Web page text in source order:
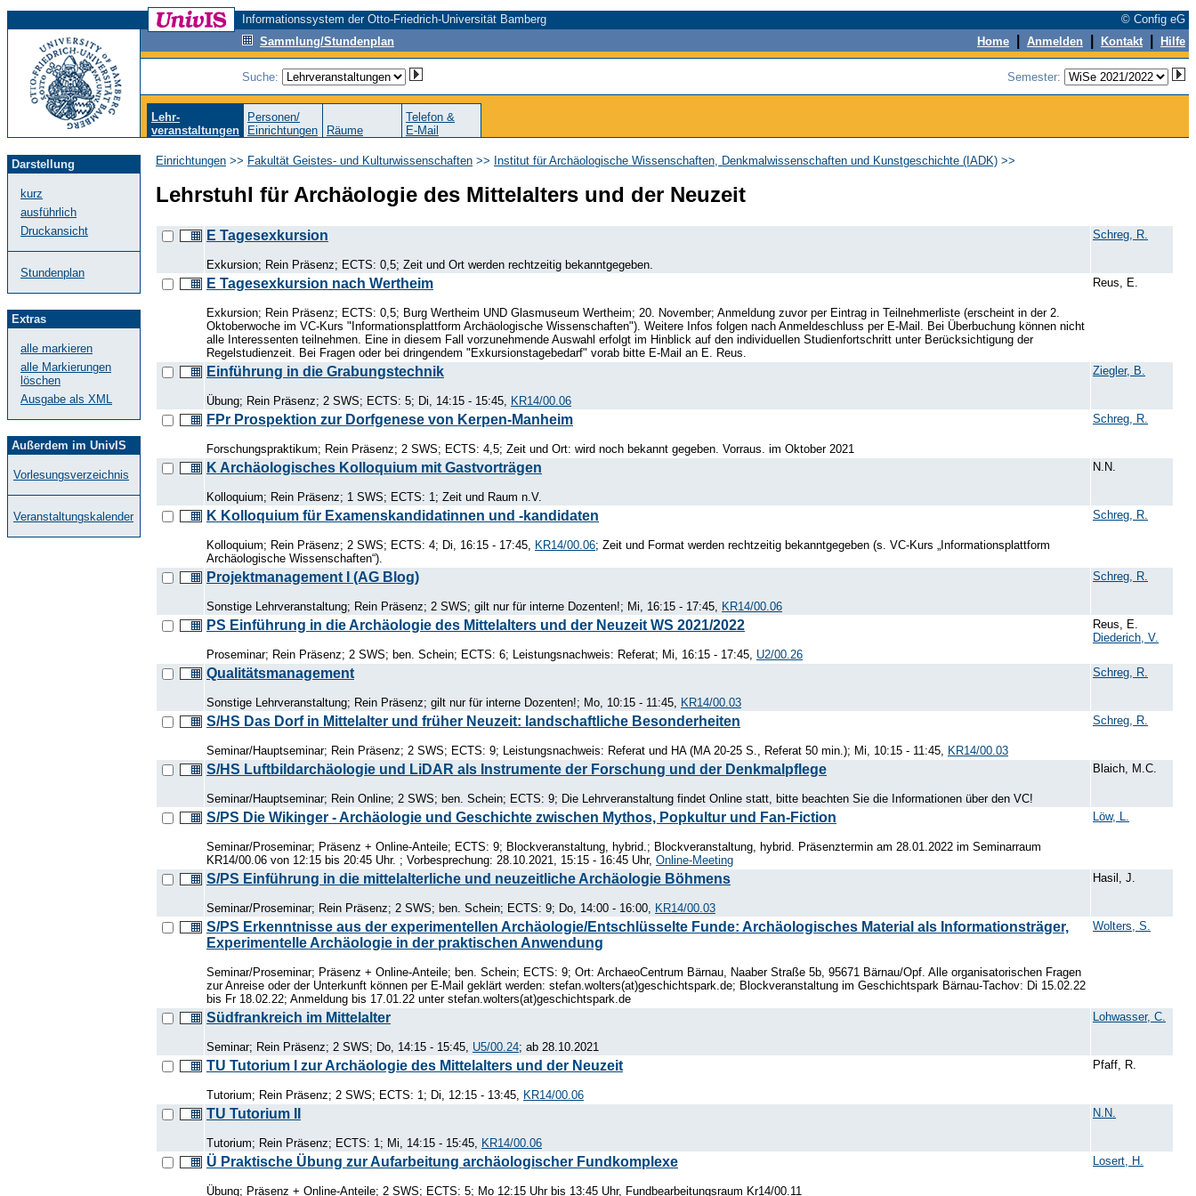
Informationssystem der Otto-Friedrich-Universität Bamberg
© Config eG
Sammlung/Stundenplan
Home Anmelden Kontakt Hilfe
Suche: Semester:
Lehr-
veranstaltungen
Personen/
Einrichtungen
Räume
Telefon &
E-Mail
Darstellung
kurz
ausführlich
Druckansicht
Stundenplan
Extras
alle markieren
alle Markierungen
löschen
Ausgabe als XML
Außerdem im UnivIS
Vorlesungsverzeichnis
Veranstaltungskalender
Einrichtungen >> Fakultät Geistes- und Kulturwissenschaften >> Institut für Archäologische Wissenschaften, Denkmalwissenschaften und Kunstgeschichte (IADK) >>
Lehrstuhl für Archäologie des Mittelalters und der Neuzeit
E Tagesexkursion
Exkursion; Rein Präsenz; ECTS: 0,5; Zeit und Ort werden rechtzeitig bekanntgegeben.
Schreg, R.
E Tagesexkursion nach Wertheim
Exkursion; Rein Präsenz; ECTS: 0,5; Burg Wertheim UND Glasmuseum Wertheim; 20. November; Anmeldung zuvor per Eintrag in Teilnehmerliste (erscheint in der 2.
Oktoberwoche im VC-Kurs "Informationsplattform Archäologische Wissenschaften"). Weitere Infos folgen nach Anmeldeschluss per E-Mail. Bei Überbuchung können nicht
alle Interessenten teilnehmen. Eine in diesem Fall vorzunehmende Auswahl erfolgt im Hinblick auf den individuellen Studienfortschritt unter Berücksichtigung der
Regelstudienzeit. Bei Fragen oder bei dringendem "Exkursionstagebedarf" vorab bitte E-Mail an E. Reus.
Reus, E.
Einführung in die Grabungstechnik
Übung; Rein Präsenz; 2 SWS; ECTS: 5; Di, 14:15 - 15:45, KR14/00.06
Ziegler, B.
FPr Prospektion zur Dorfgenese von Kerpen-Manheim
Forschungspraktikum; Rein Präsenz; 2 SWS; ECTS: 4,5; Zeit und Ort: wird noch bekannt gegeben. Vorraus. im Oktober 2021
Schreg, R.
K Archäologisches Kolloquium mit Gastvorträgen
Kolloquium; Rein Präsenz; 1 SWS; ECTS: 1; Zeit und Raum n.V.
N.N.
K Kolloquium für Examenskandidatinnen und -kandidaten
Kolloquium; Rein Präsenz; 2 SWS; ECTS: 4; Di, 16:15 - 17:45, KR14/00.06; Zeit und Format werden rechtzeitig bekanntgegeben (s. VC-Kurs „Informationsplattform
Archäologische Wissenschaften“).
Schreg, R.
Projektmanagement I (AG Blog)
Sonstige Lehrveranstaltung; Rein Präsenz; 2 SWS; gilt nur für interne Dozenten!; Mi, 16:15 - 17:45, KR14/00.06
Schreg, R.
PS Einführung in die Archäologie des Mittelalters und der Neuzeit WS 2021/2022
Proseminar; Rein Präsenz; 2 SWS; ben. Schein; ECTS: 6; Leistungsnachweis: Referat; Mi, 16:15 - 17:45, U2/00.26
Reus, E.
Diederich, V.
Qualitätsmanagement
Sonstige Lehrveranstaltung; Rein Präsenz; gilt nur für interne Dozenten!; Mo, 10:15 - 11:45, KR14/00.03
Schreg, R.
S/HS Das Dorf in Mittelalter und früher Neuzeit: landschaftliche Besonderheiten
Seminar/Hauptseminar; Rein Präsenz; 2 SWS; ECTS: 9; Leistungsnachweis: Referat und HA (MA 20-25 S., Referat 50 min.); Mi, 10:15 - 11:45, KR14/00.03
Schreg, R.
S/HS Luftbildarchäologie und LiDAR als Instrumente der Forschung und der Denkmalpflege
Seminar/Hauptseminar; Rein Online; 2 SWS; ben. Schein; ECTS: 9; Die Lehrveranstaltung findet Online statt, bitte beachten Sie die Informationen über den VC!
Blaich, M.C.
S/PS Die Wikinger - Archäologie und Geschichte zwischen Mythos, Popkultur und Fan-Fiction
Seminar/Proseminar; Präsenz + Online-Anteile; ECTS: 9; Blockveranstaltung, hybrid.; Blockveranstaltung, hybrid. Präsenztermin am 28.01.2022 im Seminarraum
KR14/00.06 von 12:15 bis 20:45 Uhr. ; Vorbesprechung: 28.10.2021, 15:15 - 16:45 Uhr, Online-Meeting
Löw, L.
S/PS Einführung in die mittelalterliche und neuzeitliche Archäologie Böhmens
Seminar/Proseminar; Rein Präsenz; 2 SWS; ben. Schein; ECTS: 9; Do, 14:00 - 16:00, KR14/00.03
Hasil, J.
S/PS Erkenntnisse aus der experimentellen Archäologie/Entschlüsselte Funde: Archäologisches Material als Informationsträger,
Experimentelle Archäologie in der praktischen Anwendung
Seminar/Proseminar; Präsenz + Online-Anteile; ben. Schein; ECTS: 9; Ort: ArchaeoCentrum Bärnau, Naaber Straße 5b, 95671 Bärnau/Opf. Alle organisatorischen Fragen
zur Anreise oder der Unterkunft können per E-Mail geklärt werden: stefan.wolters(at)geschichtspark.de; Blockveranstaltung im Geschichtspark Bärnau-Tachov: Di 15.02.22
bis Fr 18.02.22; Anmeldung bis 17.01.22 unter stefan.wolters(at)geschichtspark.de
Wolters, S.
Südfrankreich im Mittelalter
Seminar; Rein Präsenz; 2 SWS; Do, 14:15 - 15:45, U5/00.24; ab 28.10.2021
Lohwasser, C.
TU Tutorium I zur Archäologie des Mittelalters und der Neuzeit
Tutorium; Rein Präsenz; 2 SWS; ECTS: 1; Di, 12:15 - 13:45, KR14/00.06
Pfaff, R.
TU Tutorium II
Tutorium; Rein Präsenz; ECTS: 1; Mi, 14:15 - 15:45, KR14/00.06
N.N.
Ü Praktische Übung zur Aufarbeitung archäologischer Fundkomplexe
Übung; Präsenz + Online-Anteile; 2 SWS; ECTS: 5; Mo 12:15 Uhr bis 13:45 Uhr, Fundbearbeitungsraum Kr14/00.11
Losert, H.